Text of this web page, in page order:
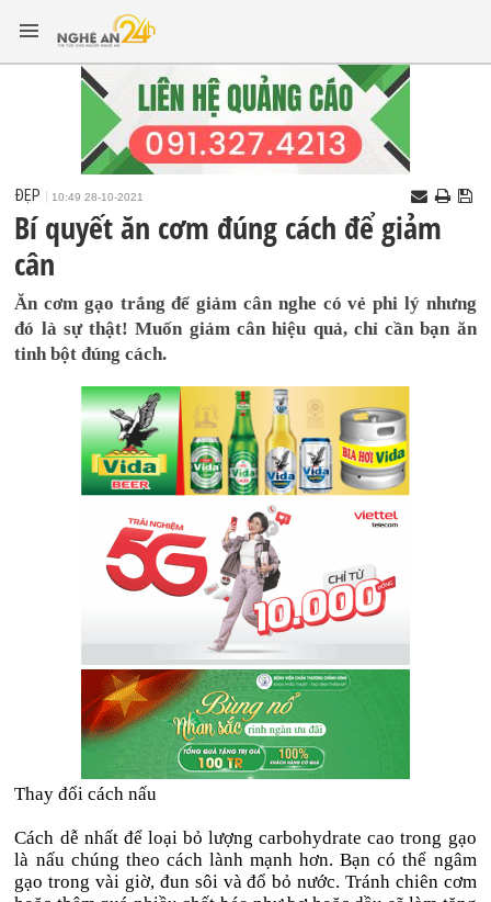
ĐẸP 10:49 28-10-2021
Bí quyết ăn cơm đúng cách để giảm
cân
Ăn cơm gạo trắng để giảm cân nghe có vẻ phi lý nhưng
đó là sự thật! Muốn giảm cân hiệu quả, chỉ cần bạn ăn
tinh bột đúng cách.
Thay đổi cách nấu
Cách dễ nhất để loại bỏ lượng carbohydrate cao trong gạo
là nấu chúng theo cách lành mạnh hơn. Bạn có thể ngâm
gạo trong vài giờ, đun sôi và đổ bỏ nước. Tránh chiên cơm